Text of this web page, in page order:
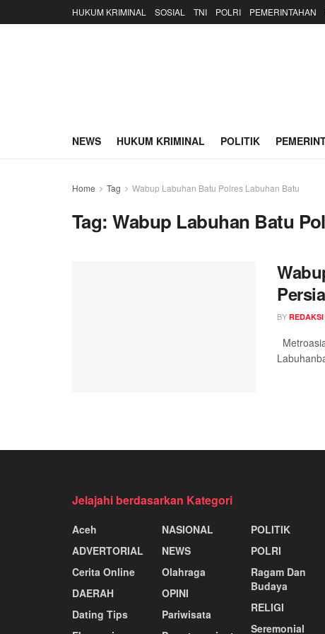
HUKUM KRIMINAL SOSIAL TNI POLRI PEMERINTAHAN
NEWS HUKUM KRIMINAL POLITIK
Home Tag Wabup Labuhan Batu Polres Labuhan Batu
Tag:Wabup Labuhan Batu
BY
Jelajahi berdasarkan Kategori
Aceh
ADVERTORIAL
Cerita Online
DAERAH
Dating Tips
NASIONAL
NEWS
Olahraga
OPINI
Pariwisata
POLITIK
POLRI
Ragam Dan
Budaya
RELIGI
Seremonial